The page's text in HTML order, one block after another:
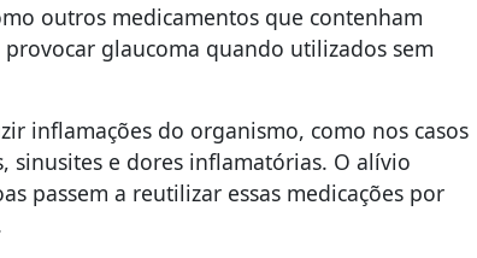
outros medicamentos que contenham
glaucoma quando utilizados sem
inflamações do organismo, como nos casos
sinusites e dores inflamatórias. O alívio
passem a reutilizar essas medicações por